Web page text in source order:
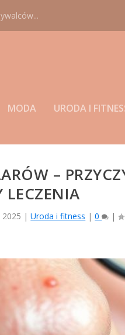
MODA URODA I
–
LECZENIA
2025 |Uroda i fitness |0 |